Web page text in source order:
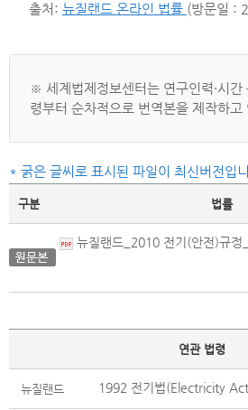
출처: 뉴질랜드 온라인 법률 (방문일 :
※ 세계법제정보센터는 연구인력·시간
령부터 순차적으로 번역본을 제작하고
* 굵은 글씨로 표시된 파일이 최신버전입
구분 법률
뉴질랜드_2010 전기(안전)규정_원문본
연관 법령
뉴질랜드 1992 전기법(Electricity